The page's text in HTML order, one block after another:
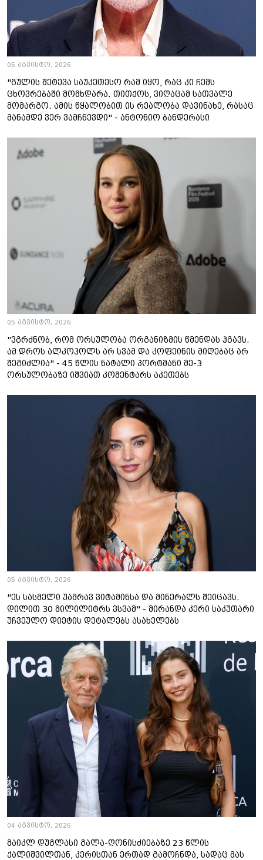
05 აგვისტო, 2026
"გულის შეტევა საუკეთესო რამ იყო, რაც კი ჩემს
ცხოვრებაში მომხდარა. თითქოს, ვიღაცამ სათვალე
მომარგო. ამის წყალობით ის რეალობა დავინახე, რასაც
მანამდე ვერ ვამჩნევდი" - ანტონიო ბანდერასი
05 აგვისტო, 2026
"ვგრძნობ, რომ ორსულობა ორგანიზმის წმენდას ჰგავს.
ამ დროს ალკოჰოლს არ სვამ და კოფეინის მიღებაც არ
შეგიძლია" - 45 წლის ნატალი პორტმანი მე-3
ორსულობაზე იშვიათ კომენტარს აკეთებს
05 აგვისტო, 2026
"ეს სასმელი უამრავ ვიტამინსა და მინერალს შეიცავს.
დილით 30 მილილიტრს ვსვამ" - მირანდა კერი საკუთარი
უჩვეულო დიეტის დეტალებს ასახელებს
04 აგვისტო, 2026
მაიკლ დუგლასი გალა-ღონისძიებაზე 23 წლის
ქალიშვილთან, კერისთან ერთად გამოჩნდა, სადაც მას